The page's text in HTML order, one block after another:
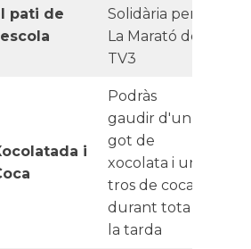
pati de
Solidària per
La Marató de
TV3
i
Podràs
gaudir d'un
got de
xocolata i un
tros de coca
durant tota
la tarda